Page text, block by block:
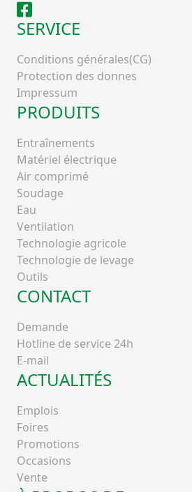
Facebook
SERVICE
Conditions générales(CG)
Protection des donnes
Impressum
PRODUITS
Entraînements
Matériel électrique
Air comprimé
Soudage
Eau
Ventilation
Technologie agricole
Technologie de levage
Outils
CONTACT
Demande
Hotline de service 24h
E-mail
ACTUALITÉS
Emplois
Foires
Promotions
Occasions
Vente